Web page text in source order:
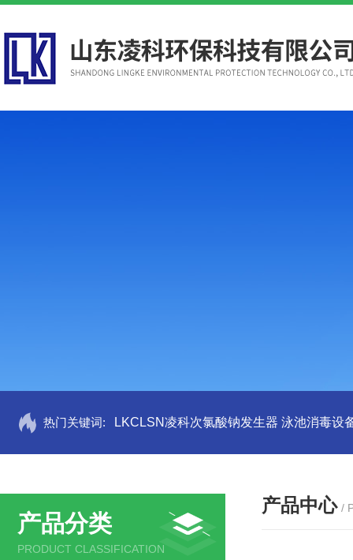
热门关键词: LKCLSN凌科次氯酸钠发生器 泳池消毒设
产品分类
PRODUCT CLASSIFICATION
产品中心 /